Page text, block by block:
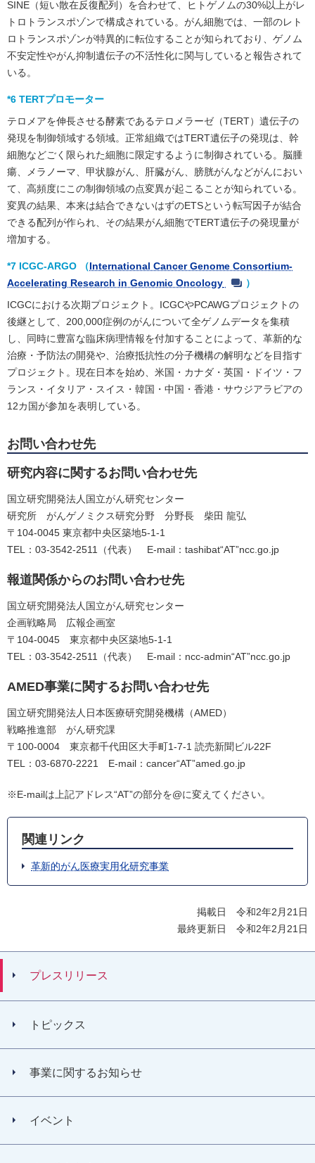
SINE（短い散在反復配列）を合わせて、ヒトゲノムの30%以上がレ
トロトランスポゾンで構成されている。がん細胞では、一部のレト
ロトランスポゾンが特異的に転位することが知られており、ゲノム
不安定性やがん抑制遺伝子の不活性化に関与していると報告されて
いる。
*6 TERTプロモーター
テロメアを伸長させる酵素であるテロメラーゼ（TERT）遺伝子の
発現を制御領域する領域。正常組織ではTERT遺伝子の発現は、幹
細胞などごく限られた細胞に限定するように制御されている。脳腫
瘍、メラノーマ、甲状腺がん、肝臓がん、膀胱がんなどがんにおい
て、高頻度にこの制御領域の点変異が起こることが知られている。
変異の結果、本来は結合できないはずのETSという転写因子が結合
できる配列が作られ、その結果がん細胞でTERT遺伝子の発現量が
増加する。
*7 ICGC-ARGO （International Cancer Genome Consortium-
Accelerating Research in Genomic Oncology
）
ICGCにおける次期プロジェクト。ICGCやPCAWGプロジェクトの
後継として、200,000症例のがんについて全ゲノムデータを集積
し、同時に豊富な臨床病理情報を付加することによって、革新的な
治療・予防法の開発や、治療抵抗性の分子機構の解明などを目指す
プロジェクト。現在日本を始め、米国・カナダ・英国・ドイツ・フ
ランス・イタリア・スイス・韓国・中国・香港・サウジアラビアの
12カ国が参加を表明している。
お問い合わせ先
研究内容に関するお問い合わせ先
国立研究開発法人国立がん研究センター
研究所 がんゲノミクス研究分野 分野長 柴田 龍弘
〒104-0045 東京都中央区築地5-1-1
TEL：03-3542-2511（代表） E-mail：tashibat“AT”ncc.go.jp
報道関係からのお問い合わせ先
国立研究開発法人国立がん研究センター
企画戦略局 広報企画室
〒104-0045 東京都中央区築地5-1-1
TEL：03-3542-2511（代表） E-mail：ncc-admin“AT”ncc.go.jp
AMED事業に関するお問い合わせ先
国立研究開発法人日本医療研究開発機構（AMED）
戦略推進部 がん研究課
〒100-0004 東京都千代田区大手町1-7-1 読売新聞ビル22F
TEL：03-6870-2221 E-mail：cancer“AT”amed.go.jp
※E-mailは上記アドレス“AT”の部分を@に変えてください。
関連リンク
革新的がん医療実用化研究事業
掲載日 令和2年2月21日
最終更新日 令和2年2月21日
プレスリリース
トピックス
事業に関するお知らせ
イベント